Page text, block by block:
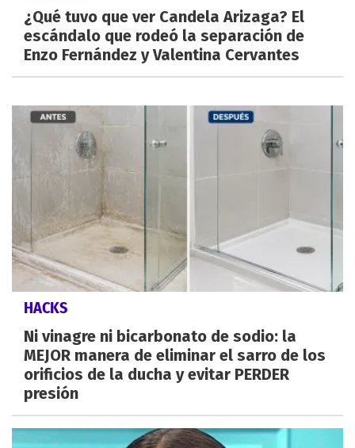
¿Qué tuvo que ver Candela Arizaga? El
escándalo que rodeó la separación de
Enzo Fernández y Valentina Cervantes
HACKS
Ni vinagre ni bicarbonato de sodio: la
MEJOR manera de eliminar el sarro de los
orificios de la ducha y evitar PERDER
presión